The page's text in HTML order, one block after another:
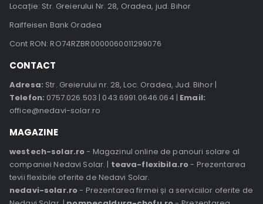
Locație: Str. Greierului Nr. 28, Oradea, jud. Bihor
Raiffeisen Bank Oradea
Cont RON: RO74RZBR0000060011299076
CONTACT
Adresa: Str. Greierului nr. 28, Loc. Oradea, Jud. Bihor |
Telefon: 0757.026.503 | 043.6991.0646.064 | Email:
office@nedavi-solar.ro
MAGAZINE
westech-solar.ro- Magazinul online de panouri solare al
companiei Nedavi Solar. | teava-flexibila.ro- Prezentarea
tevii flexibile oferite de Nedavi Solar.
nedavi-solar.ro- Prezentarea firmei și a serviciilor oferite de